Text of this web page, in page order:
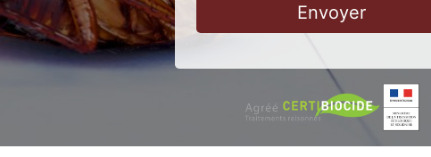
Envoyer